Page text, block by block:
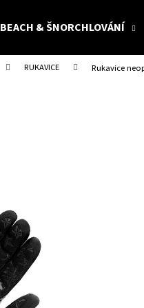
BEACH & ŠNORCHLOVÁNÍ
RUKAVICE Rukavice
Co